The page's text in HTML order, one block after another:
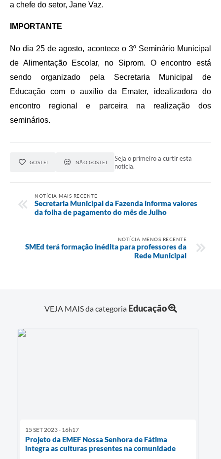
a chefe do setor, Jane Vaz.
IMPORTANTE
No dia 25 de agosto, acontece o 3º Seminário Municipal
de Alimentação Escolar, no Siprom. O encontro está
sendo organizado pela Secretaria Municipal de
Educação com o auxílio da Emater, idealizadora do
encontro regional e parceira na realização dos
seminários.
GOSTEI NÃO GOSTEI
Seja o primeiro a curtir esta
notícia.
NOTÍCIA MAIS RECENTE
Secretaria Municipal da Fazenda informa valores
da folha de pagamento do mês de Julho
NOTÍCIA MENOS RECENTE
SMEd terá formação inédita para professores da
Rede Municipal
VEJA MAIS da categoria Educação
15 SET 2023 - 16h17
Projeto da EMEF Nossa Senhora de Fátima
integra as culturas presentes na comunidade